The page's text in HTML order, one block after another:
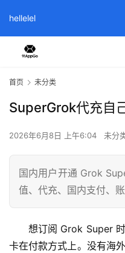
首页 未分类
SuperGrok代充自
2026年6月8日 上午6:04 未分
国内用户开通 Grok
值、代充、国内支付、
想订阅 Grok Super
卡在付款方式上。没有海
hellelel